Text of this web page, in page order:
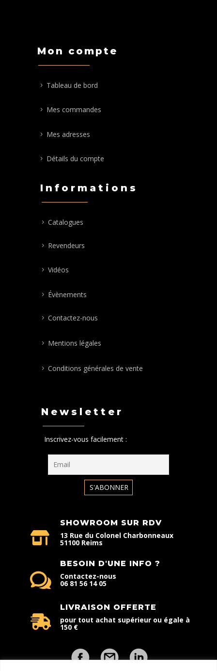
Mon compte
Tableau de bord
Mes commandes
Mes adresses
Détails du compte
Informations
Catalogues
Revendeurs
Vidéos
Évènements
Contactez-nous
Mentions légales
Conditions générales de vente
Newsletter
Inscrivez-vous facilement :
SHOWROOM SUR RDV
13 Rue du Colonel Charbonneaux
51100 Reims
BESOIN D'UNE INFO ?
Contactez-nous
06 81 56 14 05
LIVRAISON OFFERTE
pour tout achat supérieur ou égale à
150 €